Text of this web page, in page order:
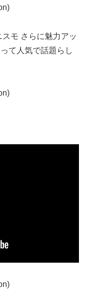
スモ さらに魅力アッ
て人気で話題らし